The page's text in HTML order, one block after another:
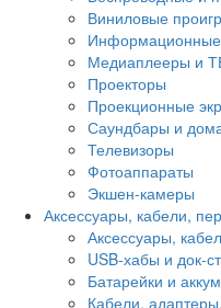
Виниловые
Медиаплееры и
Проекторы
Проекционные
Саундбары и
Телевизоры
Фотоаппараты
Экшен-камеры
Аксессуары, кабели,
Аксессуары,
USB-хабы и док-
Батарейки и
Кабели,